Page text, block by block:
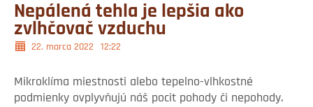
Nepálená tehla je lepšia ako
zvlhčovač vzduchu
22. marca 2022 12:22
Mikroklíma miestnosti alebo tepelno-vlhkostné
podmienky ovplyvňujú náš pocit pohody či nepohody.